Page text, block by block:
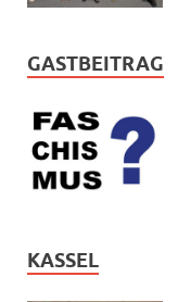
GASTBEITRAG
KASSEL